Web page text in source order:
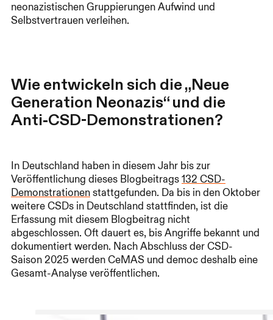
neonazistischen Gruppierungen Aufwind und
Selbstvertrauen verleihen.
Wie entwickeln sich die „Neue
Generation Neonazis“ und die
Anti-CSD-Demonstrationen?
In Deutschland haben in diesem Jahr bis zur
Veröffentlichung dieses Blogbeitrags132 CSD-
Demonstrationenstattgefunden. Da bis in den Oktober
weitere CSDs in Deutschland stattfinden, ist die
Erfassung mit diesem Blogbeitrag nicht
abgeschlossen. Oft dauert es, bis Angriffe bekannt und
dokumentiert werden. Nach Abschluss der CSD-
Saison 2025 werden CeMAS und democ deshalb eine
Gesamt-Analyse veröffentlichen.